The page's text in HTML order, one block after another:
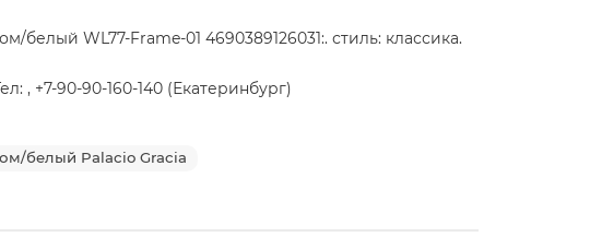
белый WL77-Frame-01 4690389126031:. стиль: классика.
, +7-90-90-160-140 (Екатеринбург)
белый Palacio Gracia